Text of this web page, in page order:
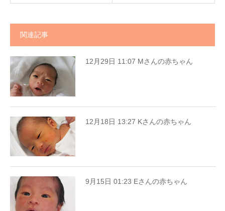
関連記事
12月29日 11:07 Mさんの赤ちゃん
12月18日 13:27 Kさんの赤ちゃん
9月15日 01:23 Eさんの赤ちゃん